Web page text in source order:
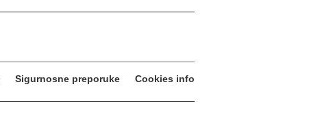
Sigurnosne preporuke Cookies info